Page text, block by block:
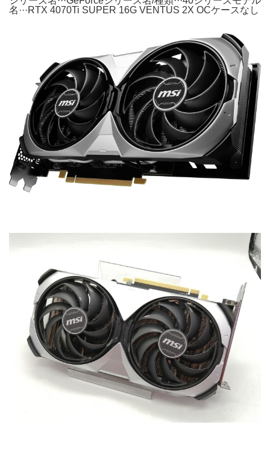
名···RTX 4070Ti SUPER 16G VENTUS 2X OCケースなし